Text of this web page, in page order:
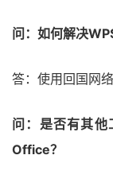
问：如何解决
答：使用回国网
问：是否有其他
Office？